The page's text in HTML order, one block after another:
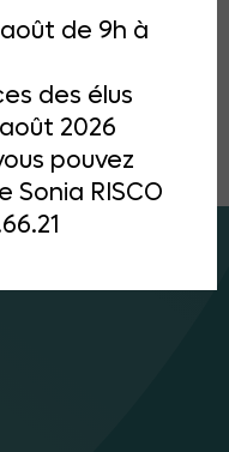
de 9h à
des élus
2026
pouvez
Sonia RISCO